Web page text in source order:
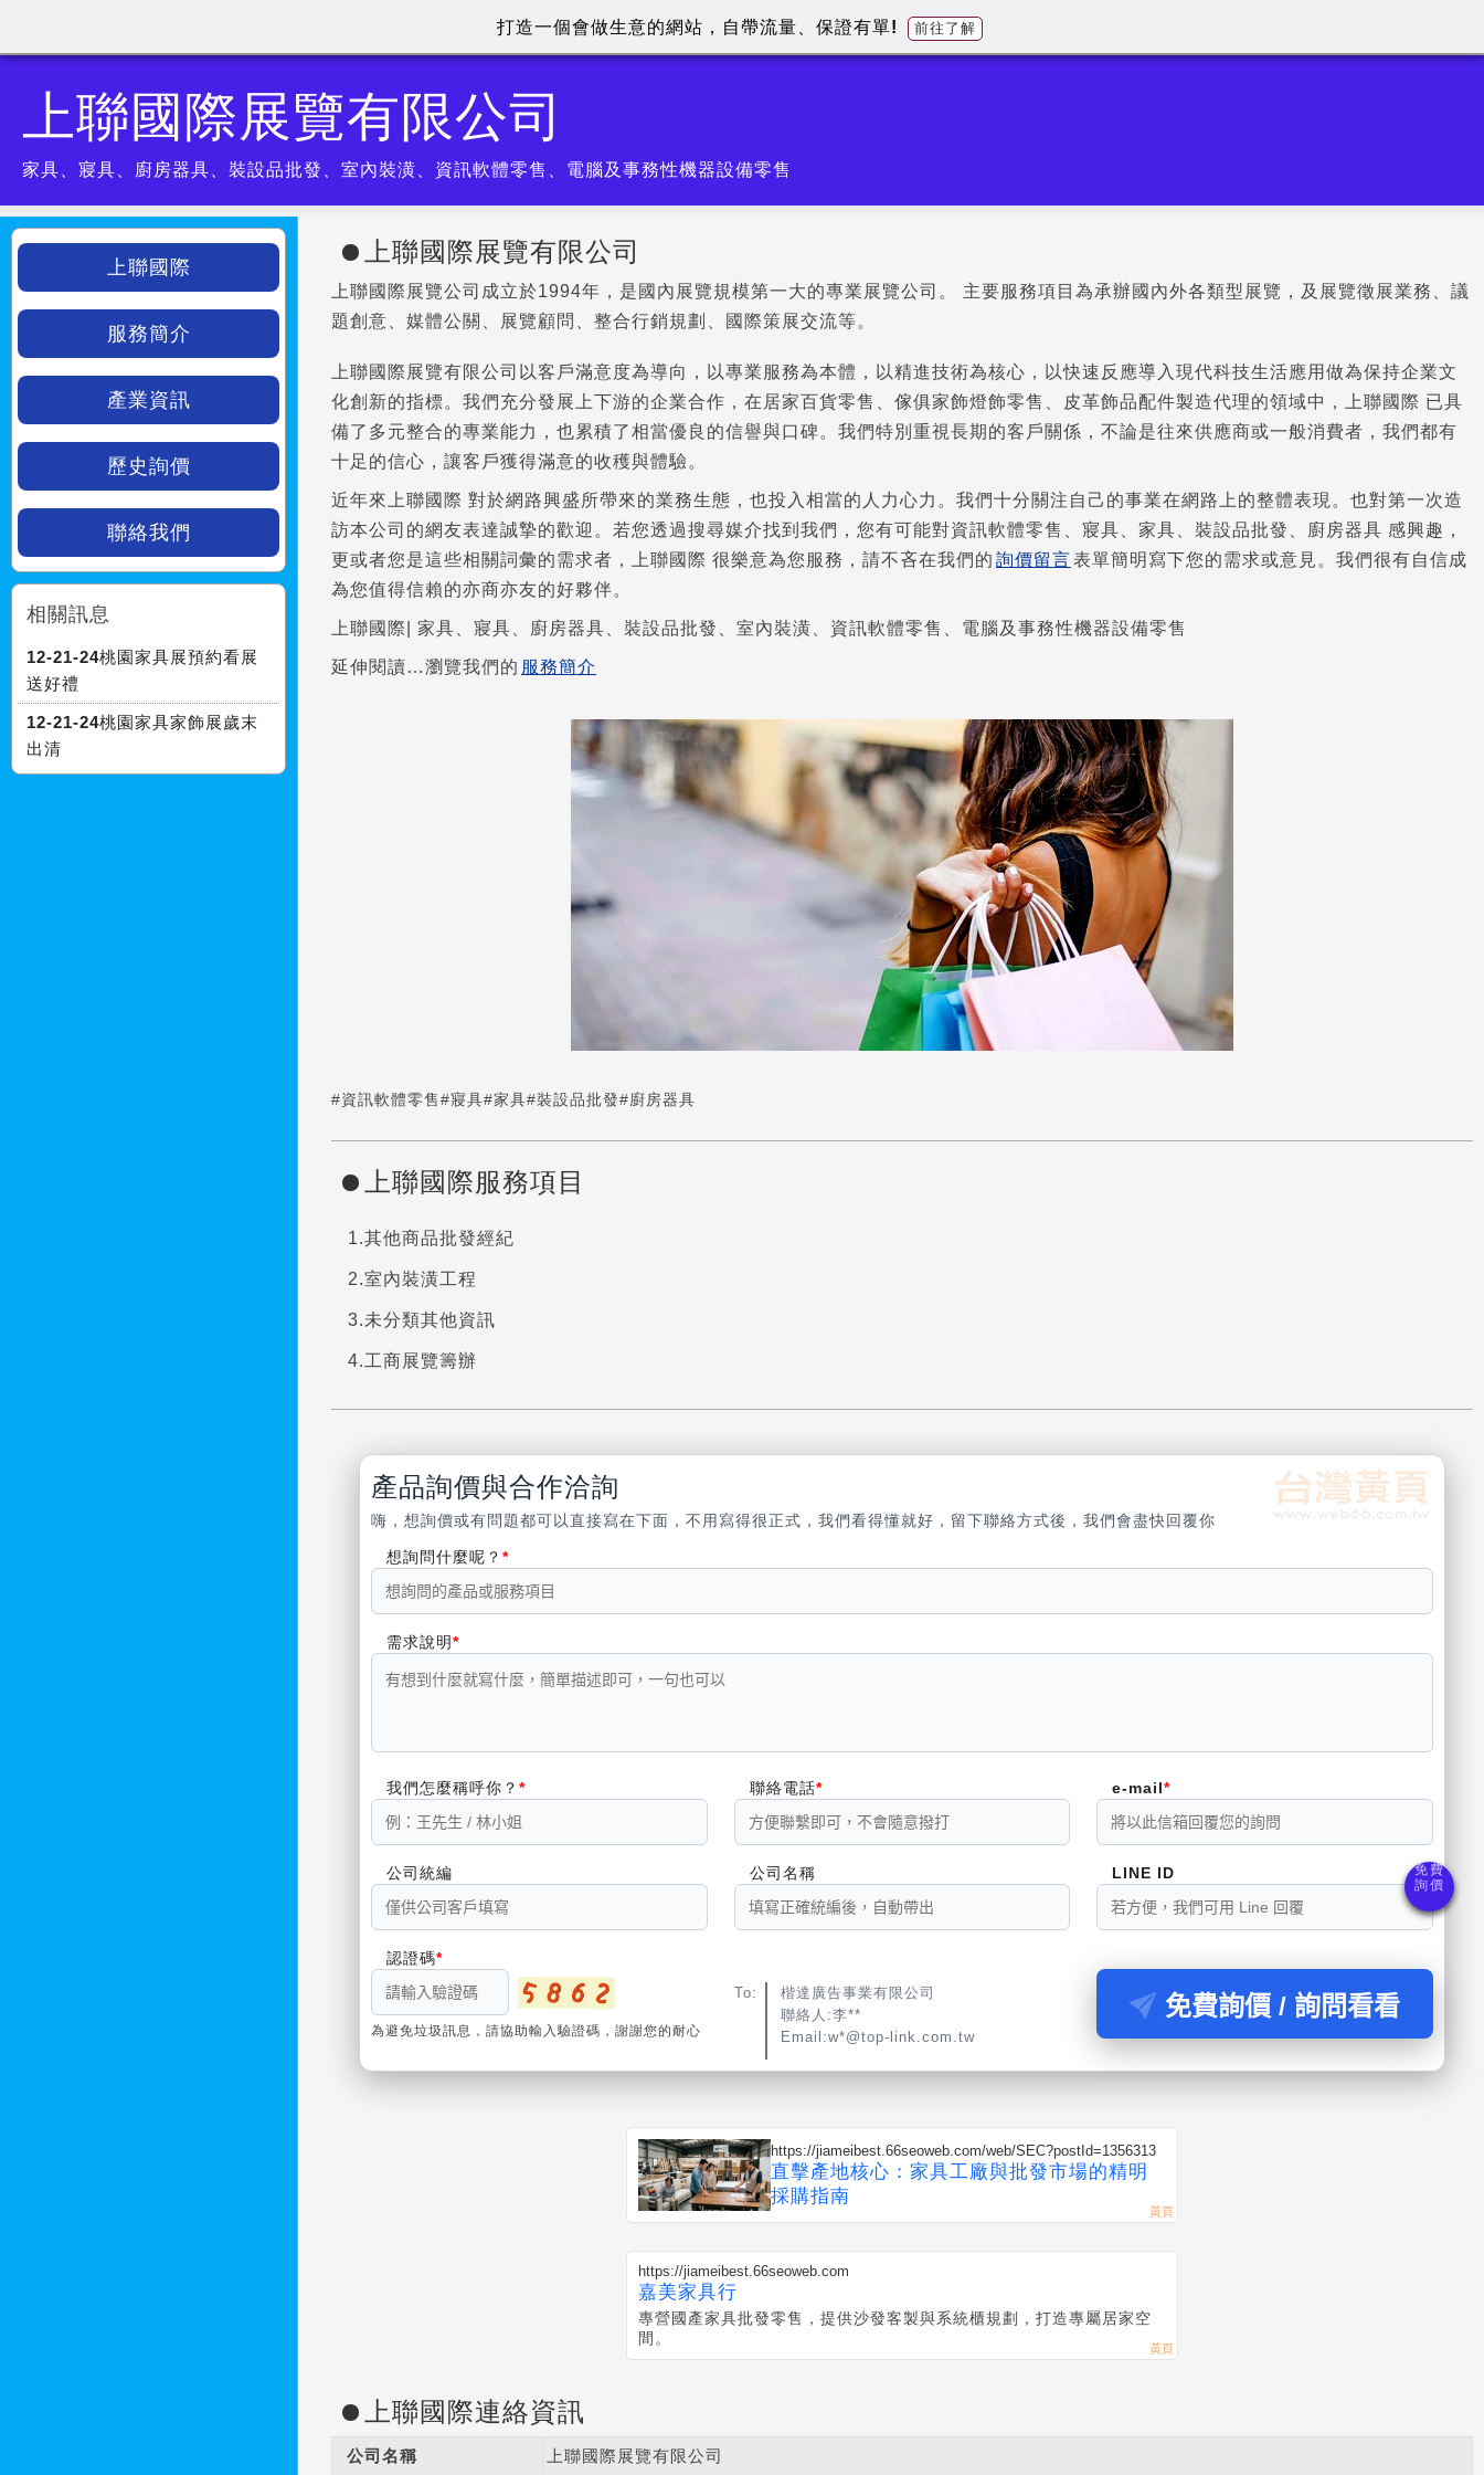
上聯國際展覽有限公司
家具、寢具、廚房器具、裝設品批發、室內裝潢、資訊軟體零售、電腦及事務性機器設備零售
上聯國際展覽有限公司
上聯國際展覽公司成立於1994年，是國內展覽規模第一大的專業展覽公司。 主要服務項目為承辦國內外各類型展覽，及展覽徵展業務、議
題創意、媒體公關、展覽顧問、整合行銷規劃、國際策展交流等。
上聯國際展覽有限公司以客戶滿意度為導向，以專業服務為本體，以精進技術為核心，以快速反應導入現代科技生活應用做為保持企業文
化創新的指標。我們充分發展上下游的企業合作，在居家百貨零售、傢俱家飾燈飾零售、皮革飾品配件製造代理的領域中，上聯國際 已具
備了多元整合的專業能力，也累積了相當優良的信譽與口碑。我們特別重視長期的客戶關係，不論是往來供應商或一般消費者，我們都有
十足的信心，讓客戶獲得滿意的收穫與體驗。
近年來上聯國際 對於網路興盛所帶來的業務生態，也投入相當的人力心力。我們十分關注自己的事業在網路上的整體表現。也對第一次造
訪本公司的網友表達誠摯的歡迎。若您透過搜尋媒介找到我們，您有可能對資訊軟體零售、寢具、家具、裝設品批發、廚房器具 感興趣，
更或者您是這些相關詞彙的需求者，上聯國際 很樂意為您服務，請不吝在我們的 詢價留言表單簡明寫下您的需求或意見。我們很有自信成
為您值得信賴的亦商亦友的好夥伴。
上聯國際| 家具、寢具、廚房器具、裝設品批發、室內裝潢、資訊軟體零售、電腦及事務性機器設備零售
延伸閱讀…瀏覽我們的 服務簡介
#資訊軟體零售#寢具#家具#裝設品批發#廚房器具
上聯國際服務項目
其他商品批發經紀
室內裝潢工程
未分類其他資訊
工商展覽籌辦
產品詢價與合作洽詢
嗨，想詢價或有問題都可以直接寫在下面，不用寫得很正式，我們看得懂就好，留下聯絡方式後，我們會盡快回覆你
想詢問什麼呢？
需求說明
我們怎麼稱呼你？ 聯絡電話 e-mail
公司統編 公司名稱 LINE ID
認證碼
為避免垃圾訊息，請協助輸入驗證碼，謝謝您的耐心
To:
楷達廣告事業有限公司
聯絡人:李**
Email:w*@top-link.com.tw
免費詢價 / 詢問看看
https://jiameibest.66seoweb.com/web/SEC?postId=1356313
直擊產地核心：家具工廠與批發市場的精明
採購指南
https://jiameibest.66seoweb.com
嘉美家具行
專營國產家具批發零售，提供沙發客製與系統櫃規劃，打造專屬居家空
間。
上聯國際連絡資訊
公司名稱 上聯國際展覽有限公司
上聯國際
服務簡介
產業資訊
歷史詢價
聯絡我們
相關訊息
12-21-24桃園家具展預約看展
送好禮
12-21-24桃園家具家飾展歲末
出清
打造一個會做生意的網站，自帶流量、保證有單! 前往了解